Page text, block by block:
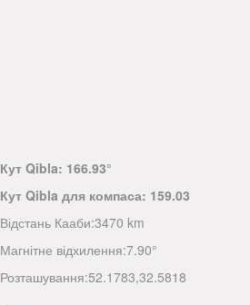
Кут Qibla: 166.93°
Кут Qibla для компаса: 159.03
Відстань Кааби:3470 km
Магнітне відхилення:7.90°
Розташування:52.1783,32.5818